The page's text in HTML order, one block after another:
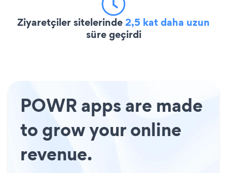
Ziyaretçiler sitelerinde2,5 kat daha uzun
süre geçirdi
POWR apps are made
to grow your online
revenue.